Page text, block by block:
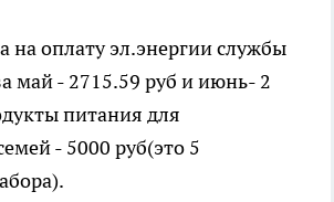
на оплату эл.энергии службы
май - 2715.59 руб и июнь- 2
питания для
- 5000 руб(это 5